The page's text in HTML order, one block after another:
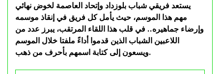
يستعد فريقي شباب بلوزداد وإتحاد العاصمة لخوض نهائي
مهم هذا الموسم، حيث يأمل كل فريق في إنقاذ موسمه
وإرضاء جماهيره.. في قلب هذا اللقاء المرتقب، يبرز عدد من
اللاعبين الشباب الذين قدموا أداءً ملفتا خلال الموسم
ويسعون إلى كتابة اسمهم بأحرف من ذهب.